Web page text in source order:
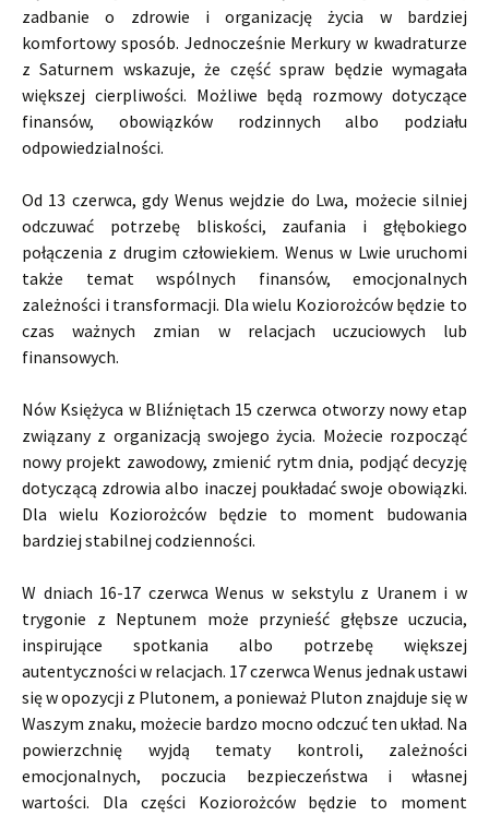
zadbanie o zdrowie i organizację życia w bardziej
komfortowy sposób. Jednocześnie Merkury w kwadraturze
z Saturnem wskazuje, że część spraw będzie wymagała
większej cierpliwości. Możliwe będą rozmowy dotyczące
finansów, obowiązków rodzinnych albo podziału
odpowiedzialności.
Od 13 czerwca, gdy Wenus wejdzie do Lwa, możecie silniej
odczuwać potrzebę bliskości, zaufania i głębokiego
połączenia z drugim człowiekiem. Wenus w Lwie uruchomi
także temat wspólnych finansów, emocjonalnych
zależności i transformacji. Dla wielu Koziorożców będzie to
czas ważnych zmian w relacjach uczuciowych lub
finansowych.
Nów Księżyca w Bliźniętach 15 czerwca otworzy nowy etap
związany z organizacją swojego życia. Możecie rozpocząć
nowy projekt zawodowy, zmienić rytm dnia, podjąć decyzję
dotyczącą zdrowia albo inaczej poukładać swoje obowiązki.
Dla wielu Koziorożców będzie to moment budowania
bardziej stabilnej codzienności.
W dniach 16-17 czerwca Wenus w sekstylu z Uranem i w
trygonie z Neptunem może przynieść głębsze uczucia,
inspirujące spotkania albo potrzebę większej
autentyczności w relacjach. 17 czerwca Wenus jednak ustawi
się w opozycji z Plutonem, a ponieważ Pluton znajduje się w
Waszym znaku, możecie bardzo mocno odczuć ten układ. Na
powierzchnię wyjdą tematy kontroli, zależności
emocjonalnych, poczucia bezpieczeństwa i własnej
wartości. Dla części Koziorożców będzie to moment